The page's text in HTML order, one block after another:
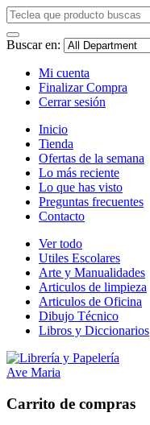
Buscar en:
Mi cuenta
Finalizar Compra
Cerrar sesión
Inicio
Tienda
Ofertas de la semana
Lo más reciente
Lo que has visto
Preguntas frecuentes
Contacto
Ver todo
Utiles Escolares
Arte y Manualidades
Articulos de limpieza
Articulos de Oficina
Dibujo Técnico
Libros y Diccionarios
Carrito de compras